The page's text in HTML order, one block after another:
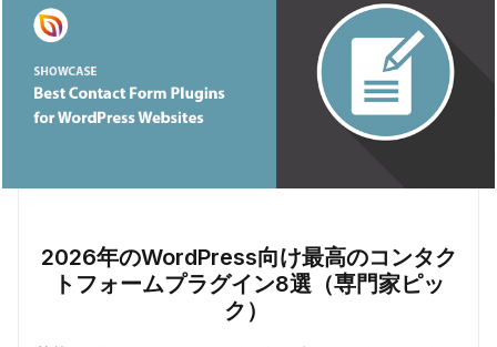
2026年のWordPress向け最高のコンタク
トフォームプラグイン8選（専門家ピッ
ク）